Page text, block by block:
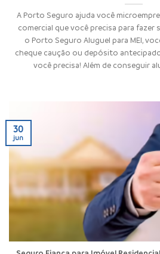
A Porto Seguro ajuda você
comercial que você precisa para fazer
o Porto Seguro Aluguel para MEI,
cheque caução ou depósito
você precisa! Além de conseguir
30
jun